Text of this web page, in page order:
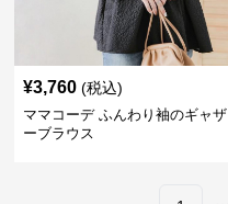
¥3,760 (税込)
ママコーデ ふんわり袖のギャザ
ーブラウス